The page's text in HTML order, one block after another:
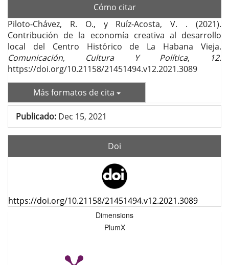
Cómo citar
Piloto-Chávez, R. O., y Ruíz-Acosta, V. . (2021).
Contribución de la economía creativa al desarrollo
local del Centro Histórico de La Habana Vieja.
Comunicación, Cultura Y Política, 12.
https://doi.org/10.21158/21451494.v12.2021.3089
Más formatos de cita
Publicado: Dec 15, 2021
Doi
https://doi.org/10.21158/21451494.v12.2021.3089
Dimensions
PlumX